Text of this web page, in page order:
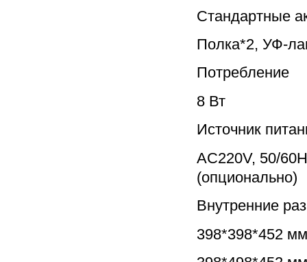
Стандартные
Полка*2, УФ-
Потребление
8 Вт
Источник
AC220V, 50/
(опционально)
Внутренние
398*398*452 мм